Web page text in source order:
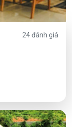
24 đánh giá